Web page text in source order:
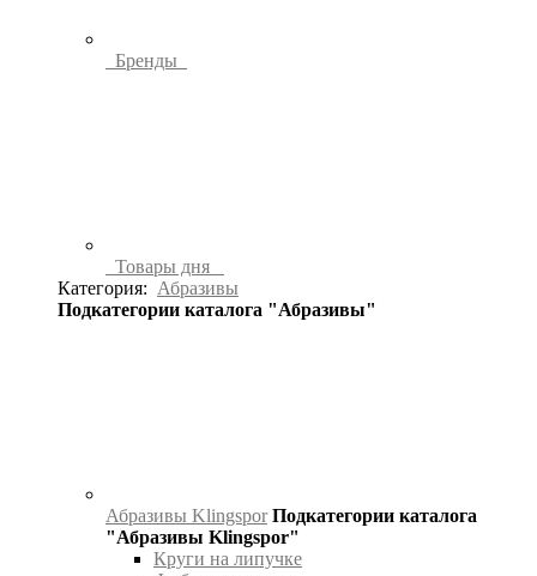
Бренды
Товары дня
Категория: Абразивы
Подкатегории каталога "Абразивы"
Абразивы Klingspor Подкатегории каталога
"Абразивы Klingspor"
Круги на липучке